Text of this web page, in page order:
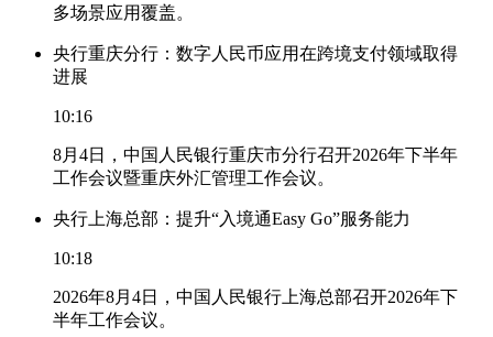
多场景应用覆盖。
央行重庆分行：数字人民币应用在跨境支付领域取得
进展
10:16
8月4日，中国人民银行重庆市分行召开2026年下半年
工作会议暨重庆外汇管理工作会议。
央行上海总部：提升“入境通Easy Go”服务能力
10:18
2026年8月4日，中国人民银行上海总部召开2026年下
半年工作会议。